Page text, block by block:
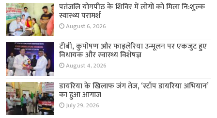
पतंजलि योगपीठ के शिविर में लोगों को मिला नि:शुल्क
स्वास्थ्य परामर्श
August 6, 2026
टीबी, कुपोषण और फाइलेरिया उन्मूलन पर एकजुट हुए
विधायक और स्वास्थ्य विशेषज्ञ
August 4, 2026
डायरिया के खिलाफ जंग तेज, ‘स्टॉप डायरिया अभियान’
का हुआ आगाज
July 29, 2026